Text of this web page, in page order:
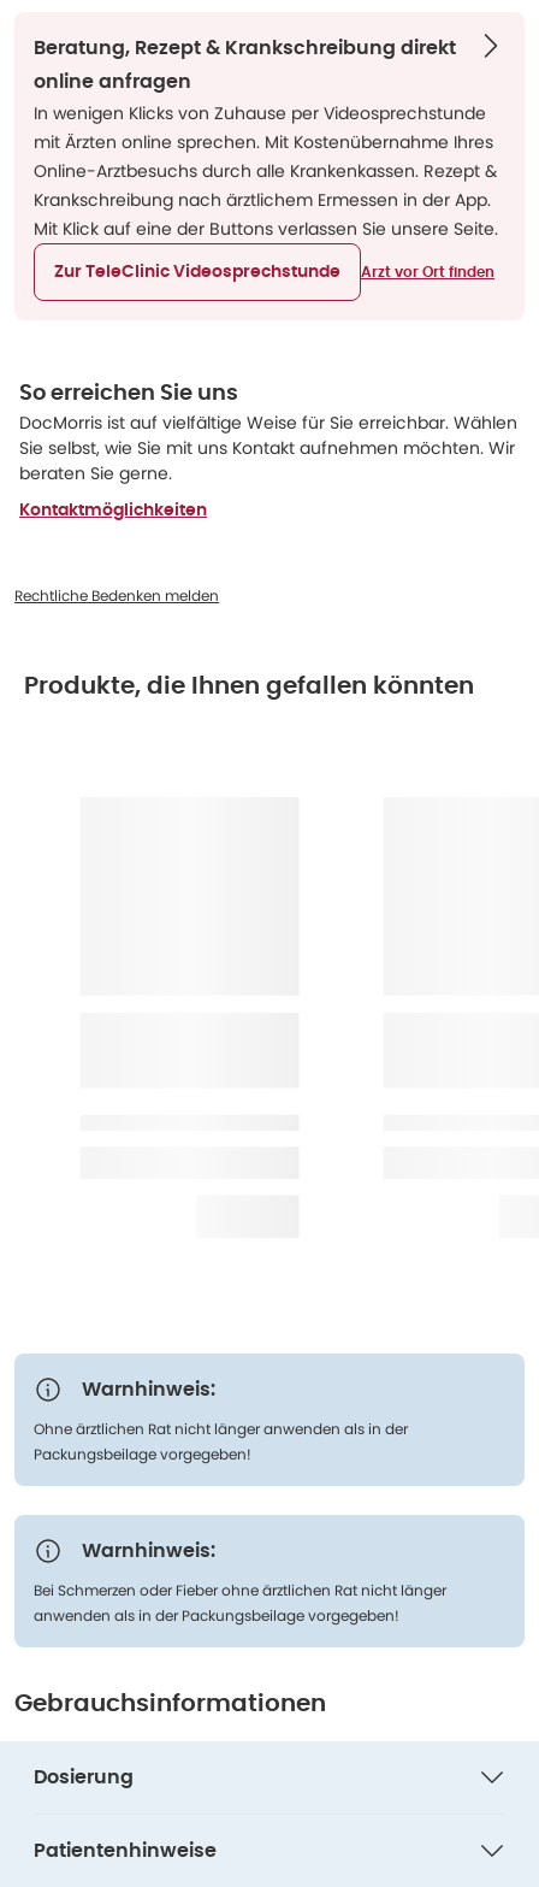
Beratung, Rezept & Krankschreibung direkt
online anfragen
In wenigen Klicks von Zuhause per Videosprechstunde
mit Ärzten online sprechen. Mit Kostenübernahme Ihres
Online-Arztbesuchs durch alle Krankenkassen. Rezept &
Krankschreibung nach ärztlichem Ermessen in der App.
Mit Klick auf eine der Buttons verlassen Sie unsere Seite.
Zur TeleClinic Videosprechstunde Arzt vor Ort finden
So erreichen Sie uns
DocMorris ist auf vielfältige Weise für Sie erreichbar. Wählen
Sie selbst, wie Sie mit uns Kontakt aufnehmen möchten. Wir
beraten Sie gerne.
Kontaktmöglichkeiten
Rechtliche Bedenken melden
Produkte, die Ihnen gefallen könnten
Warnhinweis:
Ohne ärztlichen Rat nicht länger anwenden als in der
Packungsbeilage vorgegeben!
Warnhinweis:
Bei Schmerzen oder Fieber ohne ärztlichen Rat nicht länger
anwenden als in der Packungsbeilage vorgegeben!
Gebrauchsinformationen
Dosierung
Patientenhinweise